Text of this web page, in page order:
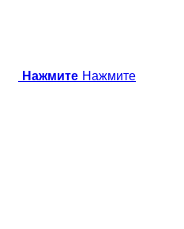
Нажмите Нажмите